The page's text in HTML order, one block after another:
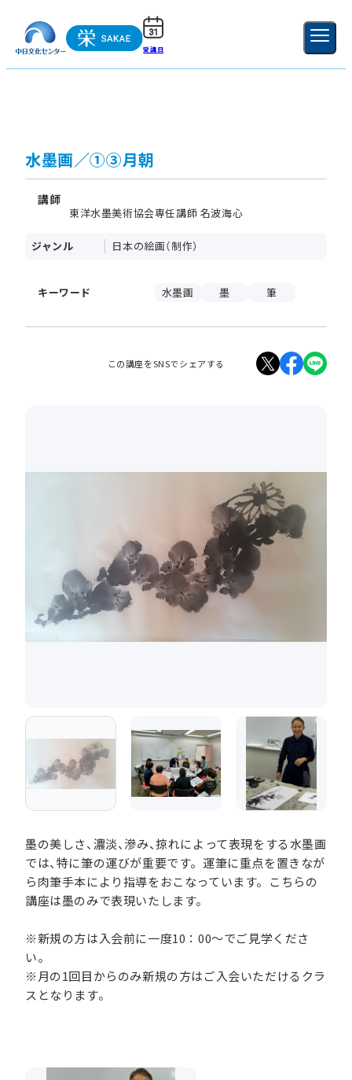
受講日 新規登録
水墨画／①③月朝
講師
東洋水墨美術協会専任講師 名波海心
ジャンル 日本の絵画（制作）
キーワード 水墨画 墨 筆
この講座をSNSでシェアする
墨の美しさ、濃淡、滲み、掠れによって表現をする水墨画
では、特に筆の運びが重要です。運筆に重点を置きなが
ら肉筆手本により指導をおこなっています。こちらの
講座は墨のみで表現いたします。
※新規の方は入会前に一度10：00～でご見学くださ
い。
※月の1回目からのみ新規の方はご入会いただけるクラ
スとなります。